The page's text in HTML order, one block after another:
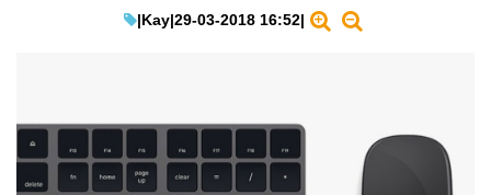
生成式AI與雲端應用
Enterprise Digital Transformation
|Kay|29-03-2018 16:52|